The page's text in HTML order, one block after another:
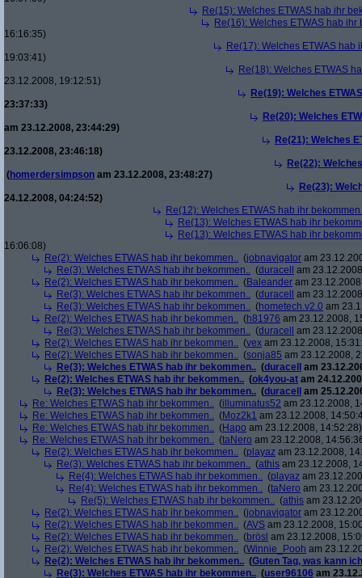
Re(15): Welches ETWAS hab ihr
Re(16): Welches ETWAS hab ihr
16:16:35)
Re(17): Welches ETWAS hab
19:03:41)
Re(18): Welches ETWAS
23.12.2008, 19:12:51)
Re(19): Welches
23:37:33)
Re(20): Welches
am 23.12.2008, 23:44:29)
Re(21): Welches
23.12.2008, 23:46:18)
Re(22):
(homerdersimpson am 23.12.2008, 23:48:27)
Re(23):
24.12.2008, 04:24:52)
Re(12): Welches ETWAS hab ihr
Re(13): Welches ETWAS hab ihr
Re(13): Welches ETWAS hab ihr
16:06:08)
Re(2): Welches ETWAS hab ihr bekommen.. (jobnavigator am
Re(3): Welches ETWAS hab ihr bekommen.. (duracell
am
Re(2): Welches ETWAS hab ihr bekommen.. (Baleander am
Re(3): Welches ETWAS hab ihr bekommen.. (duracell
am
Re(3): Welches ETWAS hab ihr bekommen.. (hometech.v2.0 am
Re(2): Welches ETWAS hab ihr bekommen.. (h81976 am 23.12.2008,
Re(3): Welches ETWAS hab ihr bekommen.. (duracell
am
Re(2): Welches ETWAS hab ihr bekommen.. (vex am 23.12.2008,
Re(2): Welches ETWAS hab ihr bekommen.. (sonja85 am 23.12.2008,
Re(3): Welches ETWAS hab ihr bekommen.. (duracell
am
Re(2): Welches ETWAS hab ihr bekommen.. (ok4you-at am
Re(3): Welches ETWAS hab ihr bekommen.. (duracell
am
Re: Welches ETWAS hab ihr bekommen.. (illuminatus52 am 23.12.2008,
Re: Welches ETWAS hab ihr bekommen.. (Moz2k1 am 23.12.2008,
Re: Welches ETWAS hab ihr bekommen.. (Hapo am 23.12.2008, 14:52:28)
Re: Welches ETWAS hab ihr bekommen.. (taNero am 23.12.2008,
Re(2): Welches ETWAS hab ihr bekommen.. (playaz am 23.12.2008,
Re(3): Welches ETWAS hab ihr bekommen.. (athis am 23.12.2008,
Re(4): Welches ETWAS hab ihr bekommen.. (playaz am
Re(4): Welches ETWAS hab ihr bekommen.. (taNero am
Re(5): Welches ETWAS hab ihr bekommen.. (athis am
Re(2): Welches ETWAS hab ihr bekommen.. (jobnavigator am
Re(2): Welches ETWAS hab ihr bekommen.. (AVS am 23.12.2008,
Re(2): Welches ETWAS hab ihr bekommen.. (brösl am 23.12.2008,
Re(2): Welches ETWAS hab ihr bekommen.. (Winnie_Pooh am
Re(2): Welches ETWAS hab ihr bekommen.. (Guten Tag, was kann
Re(3): Welches ETWAS hab ihr bekommen.. (user96106 am